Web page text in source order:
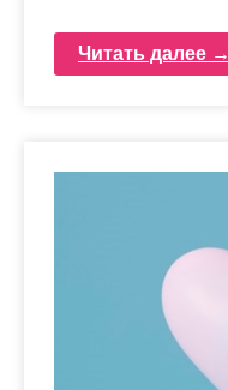
Читать далее →